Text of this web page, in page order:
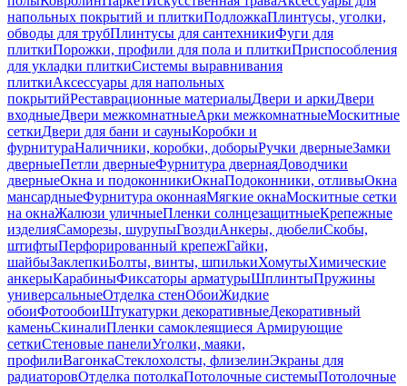
напольных покрытий и плиткиПодложкаПлинтусы, уголки,
обводы для трубПлинтусы для сантехникиФуги для
плиткиПорожки, профили для пола и плиткиПриспособления
для укладки плиткиСистемы выравнивания
плиткиАксессуары для напольных
покрытийРеставрационные материалыДвери и аркиДвери
входныеДвери межкомнатныеАрки межкомнатныеМоскитные
сеткиДвери для бани и сауныКоробки и
фурнитураНаличники, коробки, доборыРучки дверныеЗамки
дверныеПетли дверныеФурнитура двернаяДоводчики
дверныеОкна и подоконникиОкнаПодоконники, отливыОкна
мансардныеФурнитура оконнаяМягкие окнаМоскитные сетки
на окнаЖалюзи уличныеПленки солнцезащитныеКрепежные
изделияСаморезы, шурупыГвоздиАнкеры, дюбелиСкобы,
штифтыПерфорированный крепежГайки,
шайбыЗаклепкиБолты, винты, шпилькиХомутыХимические
анкерыКарабиныФиксаторы арматурыШплинтыПружины
универсальныеОтделка стенОбоиЖидкие
обоиФотообоиШтукатурки декоративныеДекоративный
каменьСкиналиПленки самоклеящиеся Армирующие
сеткиСтеновые панелиУголки, маяки,
профилиВагонкаСтеклохолсты, флизелинЭкраны для
радиаторовОтделка потолкаПотолочные системыПотолочные